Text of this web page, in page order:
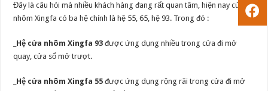
Đây là câu hỏi mà nhiều khách hàng đang rất quan tâm, hiện nay cửa
nhôm Xingfa có ba hệ chính là hệ 55, 65, hệ 93. Trong đó :
Hệ cửa nhôm Xingfa 93 được ứng dụng nhiều trong cửa đi mở
quay, cửa sổ mở trượt.
_Hệ cửa nhôm Xingfa 55 được ứng dụng rộng rãi trong cửa đi mở